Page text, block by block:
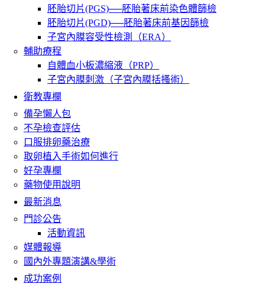
胚胎切片(PGS)──胚胎著床前染色體篩檢
胚胎切片(PGD)──胚胎著床前基因篩檢
子宮內膜容受性檢測（ERA）
輔助療程
自體血小板濃縮液（PRP）
子宮內膜刺激（子宮內膜括搔術）
衛教專欄
備孕懶人包
不孕檢查評估
口服排卵藥治療
取卵植入手術如何進行
好孕專欄
藥物使用說明
最新消息
門診公告
活動資訊
媒體報導
國內外專題演講&學術
成功案例